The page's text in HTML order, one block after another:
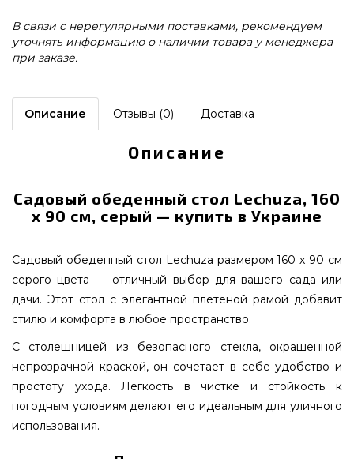
В связи с нерегулярными поставками, рекомендуем
уточнять информацию о наличии товара у менеджера
при заказе.
Описание Отзывы (0) Доставка
Описание
Садовый обеденный стол Lechuza, 160
х 90 см, серый — купить в Украине
Садовый обеденный стол Lechuza размером 160 х 90 см
серого цвета — отличный выбор для вашего сада или
дачи. Этот стол с элегантной плетеной рамой добавит
стилю и комфорта в любое пространство.
С столешницей из безопасного стекла, окрашенной
непрозрачной краской, он сочетает в себе удобство и
простоту ухода. Легкость в чистке и стойкость к
погодным условиям делают его идеальным для уличного
использования.